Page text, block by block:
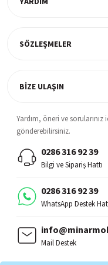
%38 İNDİRİM
95.270,00 TL
SÖZLEŞMELER
BİZE ULAŞIN
Yardım, öneri ve
gönderebilirsiniz.
0286 316 92 39
Bilgi ve Sipariş Hattı
0286 316 92 39
WhatsApp Destek
Mail Destek